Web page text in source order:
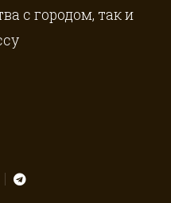
с городом, так и